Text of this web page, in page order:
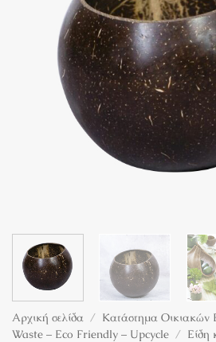
Αρχική σελίδα / Κατάστημα Οικιακών
Waste – Eco Friendly – Upcycle / Είδη